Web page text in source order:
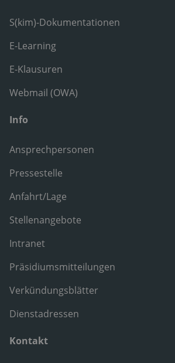
S(kim)-Dokumentationen
E-Learning
E-Klausuren
Webmail (OWA)
Info
Ansprechpersonen
Pressestelle
Anfahrt/Lage
Stellenangebote
Intranet
Präsidiumsmitteilungen
Verkündungsblätter
Dienstadressen
Kontakt